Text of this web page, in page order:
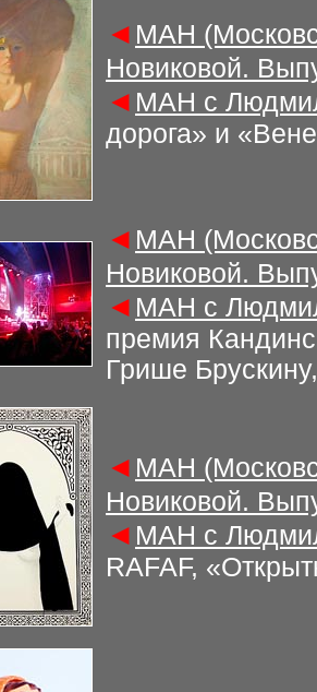
◄ МАН
Новиковой.
◄ МАН с
дорога» и
◄ МАН
Новиковой.
◄ МАН с
премия
Грише
◄ МАН
Новиковой.
◄ МАН с
RAFAF,